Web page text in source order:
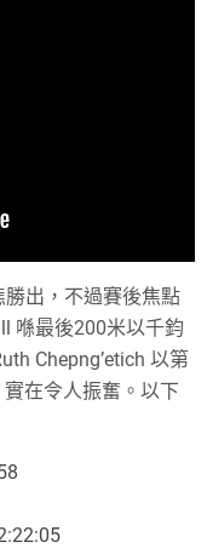
出，不過賽後焦點
喺最後200米以千鈞
Chepng’etich 以第
在令人振奮。以下